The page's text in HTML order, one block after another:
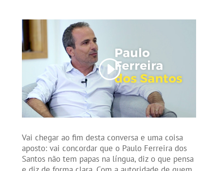
Vai chegar ao fim desta conversa e uma coisa
aposto: vai concordar que o Paulo Ferreira dos
Santos não tem papas na língua, diz o que pensa